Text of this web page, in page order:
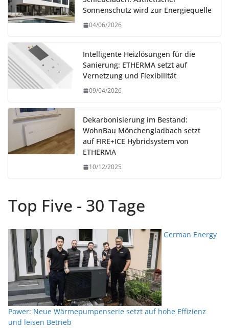
Sonnenschutz wird zur Energiequelle
04/06/2026
Intelligente Heizlösungen für die
Sanierung: ETHERMA setzt auf
Vernetzung und Flexibilität
09/04/2026
Dekarbonisierung im Bestand:
WohnBau Mönchengladbach setzt
auf FIRE+ICE Hybridsystem von
ETHERMA
10/12/2025
Top Five - 30 Tage
German Energy
Power: Neue Wärmepumpenserie setzt auf hohe Effizienz
und leisen Betrieb